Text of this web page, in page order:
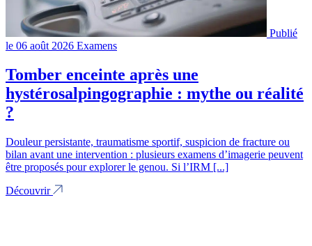
Publié
le 06 août 2026 Examens
Tomber enceinte après une
hystérosalpingographie : mythe ou réalité
?
Douleur persistante, traumatisme sportif, suspicion de fracture ou
bilan avant une intervention : plusieurs examens d’imagerie peuvent
être proposés pour explorer le genou. Si l’IRM [...]
Découvrir